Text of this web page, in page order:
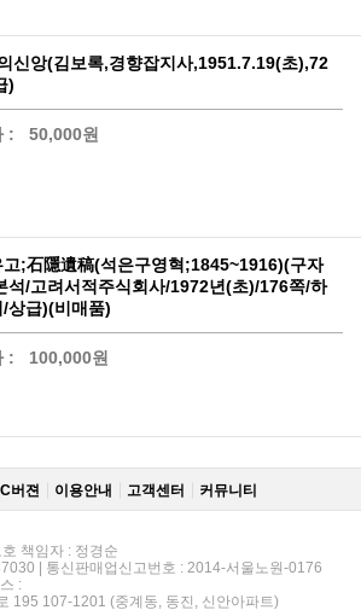
신앙(김보록,경향잡지사,1951.7.19(초),72
)
: 50,000원
고;石隱遺稿(석은구영혁;1845~1916)(구자
석/고려서적주식회사/1972년(초)/176쪽/하
/상급)(비매품)
: 100,000원
버젼 이용안내 고객센터 커뮤니티
책임자 : 정경순
| 통신판매업신고번호 : 2014-서울노원-0176
:
195 107-1201 (중계동, 동진, 신안아파트)